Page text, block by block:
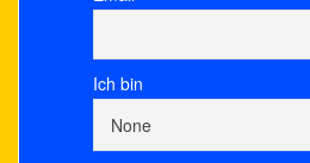
Ich bin